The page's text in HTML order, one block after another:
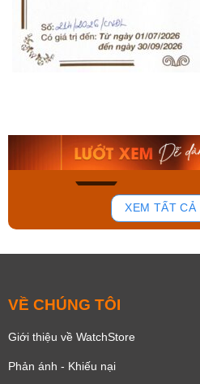
177
Mua ngay
XEM TẤT CẢ
VỀ CHÚNG TÔI
Giới thiệu về WatchStore
Phản ánh - Khiếu nại